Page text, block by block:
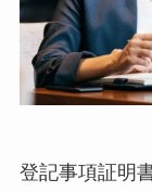
登記事項証明